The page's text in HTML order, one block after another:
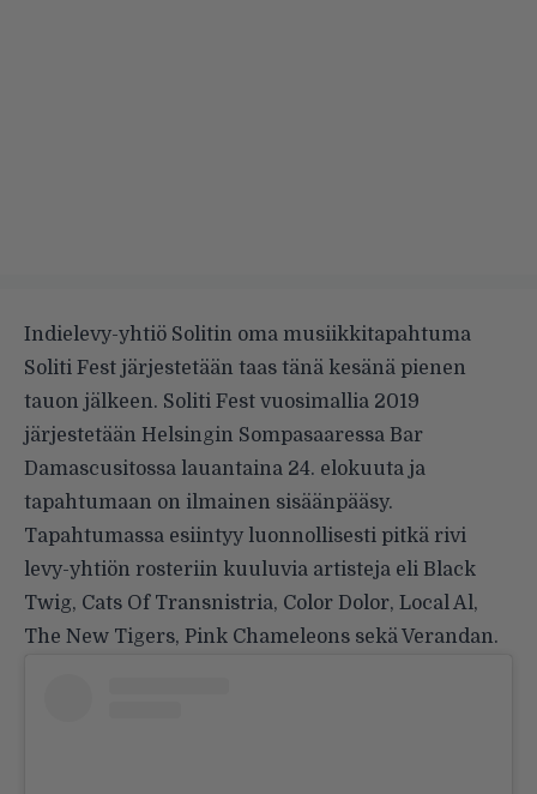
Indielevy-yhtiö Solitin oma musiikkitapahtuma
Soliti Fest järjestetään taas tänä kesänä pienen
tauon jälkeen. Soliti Fest vuosimallia 2019
järjestetään Helsingin Sompasaaressa Bar
Damascusitossa lauantaina 24. elokuuta ja
tapahtumaan on ilmainen sisäänpääsy.
Tapahtumassa esiintyy luonnollisesti pitkä rivi
levy-yhtiön rosteriin kuuluvia artisteja eli Black
Twig, Cats Of Transnistria, Color Dolor, Local Al,
The New Tigers, Pink Chameleons sekä Verandan.